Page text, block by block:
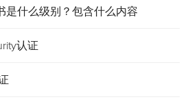
是什么级别？包含什么内容
认证